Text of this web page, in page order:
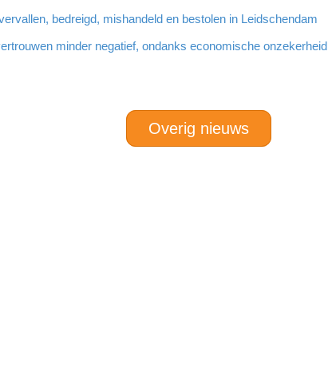
bedreigd, mishandeld en bestolen in Leidschendam
minder negatief, ondanks economische onzekerheid
Overig nieuws